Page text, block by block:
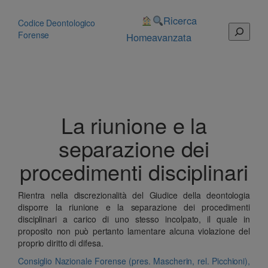
contenuto
Codice Deontologico
Forense
Home
Ricerca
avanzata
Cerca
La riunione e la
separazione dei
procedimenti disciplinari
Rientra nella discrezionalità del Giudice della deontologia
disporre la riunione e la separazione dei procedimenti
disciplinari a carico di uno stesso incolpato, il quale in
proposito non può pertanto lamentare alcuna violazione del
proprio diritto di difesa.
Consiglio Nazionale Forense (pres. Mascherin, rel. Picchioni),